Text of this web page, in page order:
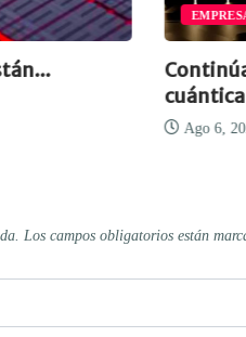
cuántica
Ago 6,
Los campos obligatorios están